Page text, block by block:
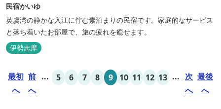
民宿かいゆ
英虞湾の静かな入江に佇む素泊まりの民宿です。家庭的なサービス
と落ち着いたお部屋で、旅の疲れを癒せます。
伊勢志摩
最初
へ
前
へ
... 5 6 7 8 9 10 11 12 13 ... 次
へ
最後
へ